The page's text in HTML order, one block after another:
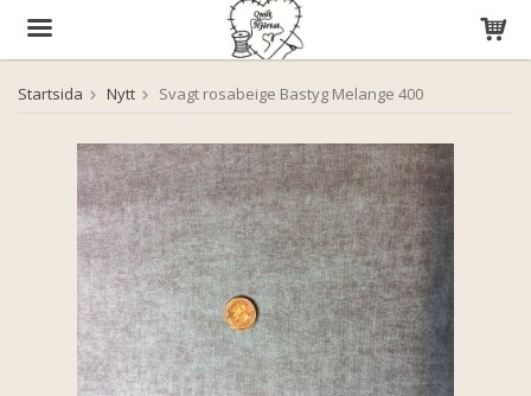
Produkten har blivit tillagd i varukorgen
Startsida Nytt Svagt rosabeige Bastyg Melange 400